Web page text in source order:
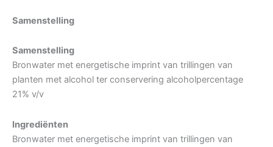
Samenstelling
Samenstelling
Bronwater met energetische imprint van trillingen van
planten met alcohol ter conservering alcoholpercentage
21% v/v
Ingrediënten
Bronwater met energetische imprint van trillingen van